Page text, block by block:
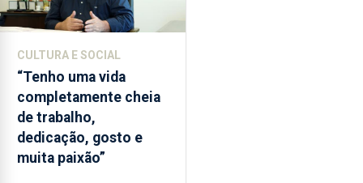
CULTURA E SOCIAL
“Tenho uma vida
completamente cheia
de trabalho,
dedicação, gosto e
muita paixão”